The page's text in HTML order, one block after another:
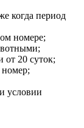
когда период
номере;
20 суток;
номер;
условии